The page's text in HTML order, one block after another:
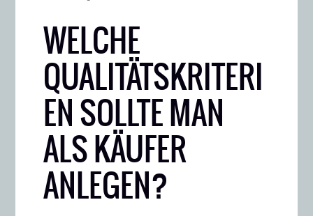
WELCHE
QUALITÄTSKRITERI
EN SOLLTE MAN
ALS KÄUFER
ANLEGEN?